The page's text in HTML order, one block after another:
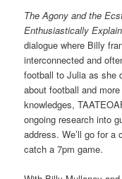
The Agony and the
Enthusiastically
dialogue where Billy
interconnected and
football to Julia as she
about football and
knowledges,
ongoing research into
address. We’ll go for a
catch a 7pm game.